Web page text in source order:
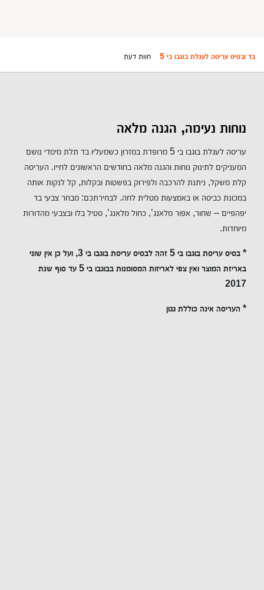
בד ובסיס עריסה לעגלת בוגבו בי 5 חוות דעת
נוחות נעימה, הגנה מלאה
עריסה לעגלת בוגבו בי 5 מרופדת במזרון כשמעליו בד תלת מימדי נושם
המעניקים לתינוק נוחות והגנה מלאה בחודשים הראשונים לחייו. העריסה
קלת משקל, ניתנת להרכבה ולפירוק בפשטות ובקלות, קל לנקות אותה
במכונת כביסה או באמצעות מטלית לחה. לבחירתכם: מבחר צבעי בד
יפהפיים – שחור, אפור מלאנג’, כחול מלאנג’, סטיל בלו ובצבעי מהדורות
מיוחדות.
* בסיס עריסת בוגבו בי 5 זהה לבסיס עריסת בוגבו בי 3, ועל כן אין שוני
באריזת המוצר ואין צפי לאריזות המסומנות בבוגבו בי 5 עד סוף שנת
2017
* העריסה אינה כוללת גגון